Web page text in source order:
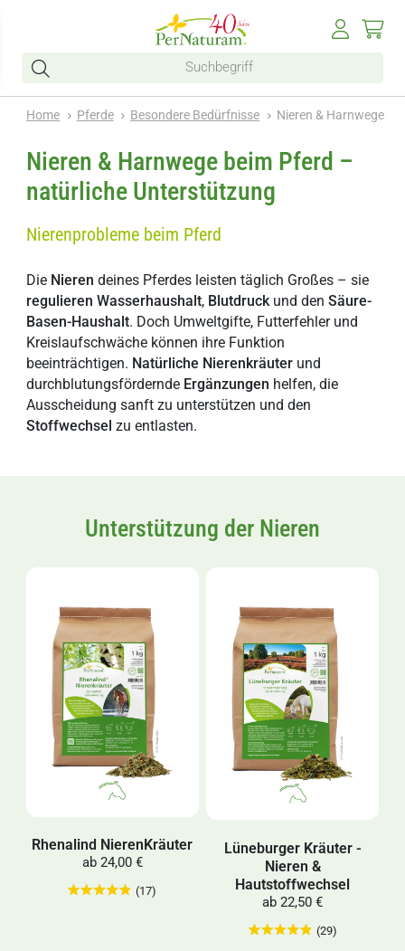
Home Pferde Besondere Bedürfnisse Nieren & Harnwege
Nieren & Harnwege beim Pferd –
natürliche Unterstützung
Nierenprobleme beim Pferd
Die Nierendeines Pferdes leisten täglich Großes – sie
regulierenWasserhaushalt, Blutdruck und denSäure-
Basen-Haushalt. Doch Umweltgifte, Futterfehler und
Kreislaufschwäche können ihre Funktion
beeinträchtigen. Natürliche Nierenkräuter und
durchblutungsfördernde Ergänzungen helfen, die
Ausscheidung sanft zu unterstützen und den
Stoffwechselzu entlasten.
Unterstützung der Nieren
Rhenalind NierenKräuter
ab24,00 €
(17)
Lüneburger Kräuter -
Nieren &
Hautstoffwechsel
ab 22,50 €
(29)